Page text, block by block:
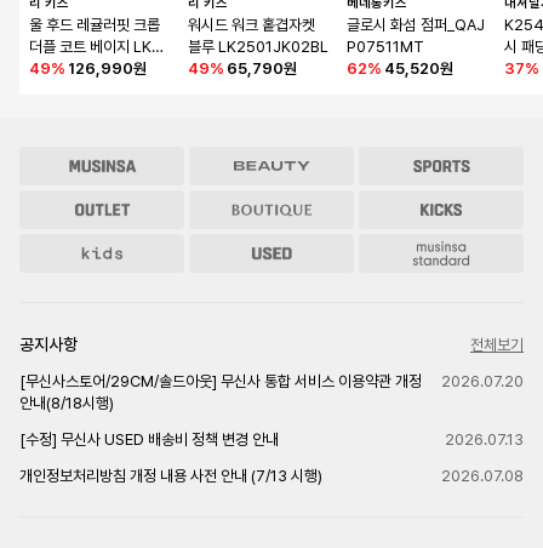
울 후드 레귤러핏 크롭
더플 코트 베이지 LK24
04CT70BE
49% 126,990원
워시드 워크 홑겹자켓
블루 LK2501JK02BL
49% 65,790원
글로시 화섬 점퍼_QAJ
P07511MT
62% 45,520원
시 패
37%
공지사항
전체보기
[무신사스토어/29CM/솔드아웃] 무신사 통합 서비스 이용약관 개정
안내(8/18시행)
2026.07.20
[수정] 무신사 USED 배송비 정책 변경 안내
2026.07.13
개인정보처리방침 개정 내용 사전 안내 (7/13 시행)
2026.07.08